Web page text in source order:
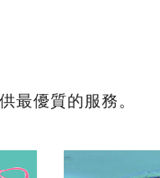
最優質的服務。